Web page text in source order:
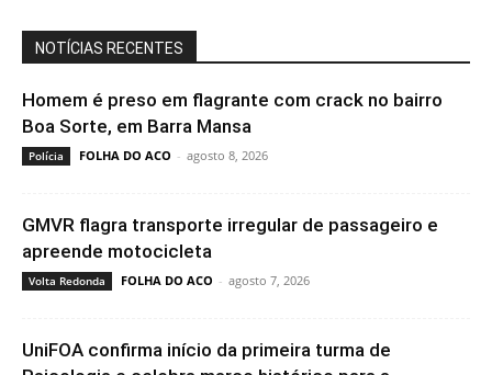
NOTÍCIAS RECENTES
Homem é preso em flagrante com crack no bairro
Boa Sorte, em Barra Mansa
Polícia FOLHA DO ACO - agosto 8, 2026
GMVR flagra transporte irregular de passageiro e
apreende motocicleta
Volta Redonda FOLHA DO ACO - agosto 7, 2026
UniFOA confirma início da primeira turma de